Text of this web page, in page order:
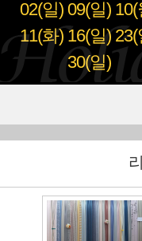
02(일) 09(일) 10(
11(화) 16(일) 23(
30(일)